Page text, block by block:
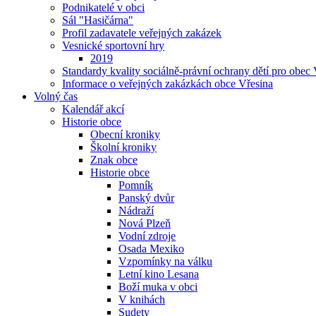
Podnikatelé v obci
Sál "Hasičárna"
Profil zadavatele veřejných zakázek
Vesnické sportovní hry
2019
Standardy kvality sociálně-právní ochrany dětí pro obec
Informace o veřejných zakázkách obce Vřesina
Volný čas
Kalendář akcí
Historie obce
Obecní kroniky
Školní kroniky
Znak obce
Historie obce
Pomník
Panský dvůr
Nádraží
Nová Plzeň
Vodní zdroje
Osada Mexiko
Vzpomínky na válku
Letní kino Lesana
Boží muka v obci
V knihách
Sudety